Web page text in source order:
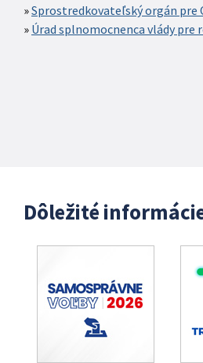
Sprostredkovateľský orgán pre
Úrad splnomocnenca vlády pre
Dôležité